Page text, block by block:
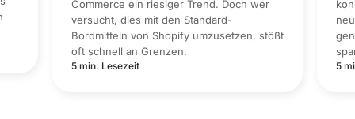
Commerce ein riesiger Trend. Doch wer
versucht, dies mit den Standard-
Bordmitteln von Shopify umzusetzen, stößt
oft schnell an Grenzen.
5 min. Lesezeit 5